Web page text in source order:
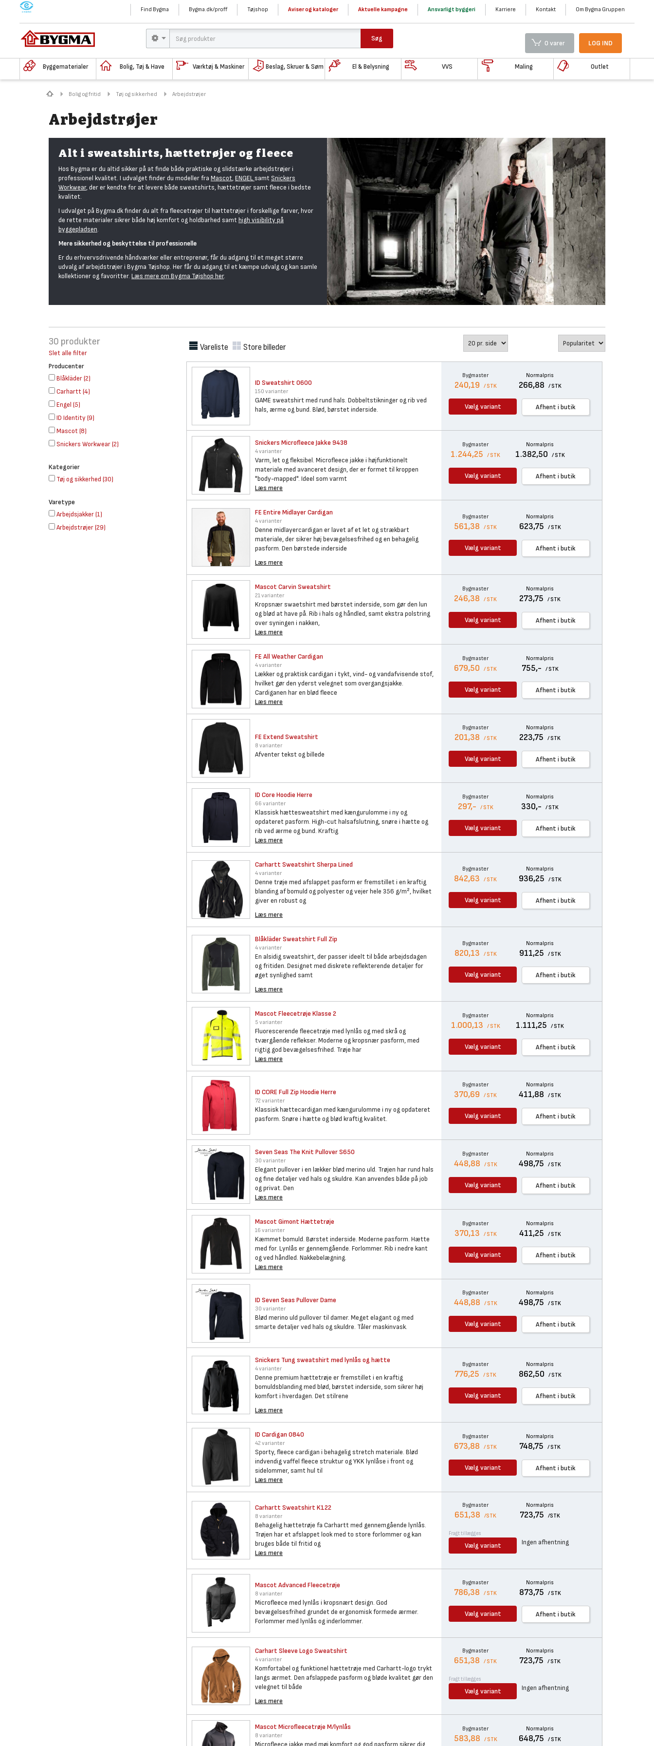
M Find Bygma Bygma.dk/proff Tøjshop Aviser og kataloger Aktuelle kampagne Ansvarligt byggeri Karriere Kontakt Om Bygma Gruppen
Søg
0 varer LOG IND
Byggematerialer Bolig, Tøj & Have Værktøj & Maskiner Beslag, Skruer & Søm El & Belysning VVS Maling Outlet
Bolig og fritid Tøj og sikkerhed Arbejdstrøjer
Arbejdstrøjer
Alt i sweatshirts, hættetrøjer og fleece
Hos Bygma er du altid sikker på at finde både praktiske og slidstærke arbejdstrøjer i
professionel kvalitet. I udvalget finder du modeller fra Mascot,ENGEL samt Snickers
Workwear, der er kendte for at levere både sweatshirts, hættetrøjer samt fleece i bedste
kvalitet.
I udvalget på Bygma.dk finder du alt fra fleecetrøjer til hættetrøjer i forskellige farver, hvor
de rette materialer sikrer både høj komfort og holdbarhed samt high visibility på
byggepladsen.
Mere sikkerhed og beskyttelse til professionelle
Er du erhvervsdrivende håndværker eller entreprenør, får du adgang til et meget større
udvalg af arbejdstrøjer i Bygma Tøjshop. Her får du adgang til et kæmpe udvalg og kan samle
kollektioner og favoritter. Læs mere om Bygma Tøjshop her.
30 produkter
Slet alle filter
Producenter
Blåkläder(2)
Carhartt(4)
Engel (5)
ID Identity(9)
Mascot(8)
Snickers Workwear(2)
Kategorier
Tøj og sikkerhed (30)
Varetype
Arbejdsjakker(1)
Arbejdstrøjer(29)
Vareliste Store billeder
ID Sweatshirt 0600
150 varianter
GAME sweatshirt med rund hals. Dobbeltstikninger og rib ved
hals, ærme og bund. Blød, børstet inderside.
Bygmaster
240,19 / STK
Normalpris
266,88 / STK
Vælg variant Afhent i butik
Snickers Microfleece Jakke 9438
4 varianter
Varm, let og fleksibel. Microfleece jakke i højfunktionelt
materiale med avanceret design, der er formet til kroppen
"body-mapped". Ideel som varmt
Læs mere
Bygmaster
1.244,25 / STK
Normalpris
1.382,50 / STK
Vælg variant Afhent i butik
FE Entire Midlayer Cardigan
4 varianter
Denne midlayercardigan er lavet af et let og strækbart
materiale, der sikrer høj bevægelsesfrihed og en behagelig
pasform. Den børstede inderside
Læs mere
Bygmaster
561,38 / STK
Normalpris
623,75 / STK
Vælg variant Afhent i butik
Mascot Carvin Sweatshirt
21 varianter
Kropsnær swaetshirt med børstet inderside, som gør den lun
og blød at have på. Rib i hals og håndled, samt ekstra polstring
over syningen i nakken,
Læs mere
Bygmaster
246,38 / STK
Normalpris
273,75 / STK
Vælg variant Afhent i butik
FE All Weather Cardigan
4 varianter
Lækker og praktisk cardigan i tykt, vind- og vandafvisende stof,
hvilket gør den yderst velegnet som overgangsjakke.
Cardiganen har en blød fleece
Læs mere
Bygmaster
679,50 / STK
Normalpris
755,- / STK
Vælg variant Afhent i butik
FE Extend Sweatshirt
8 varianter
Afventer tekst og billede
Bygmaster
201,38 / STK
Normalpris
223,75 / STK
Vælg variant Afhent i butik
ID Core Hoodie Herre
66 varianter
Klassisk hættesweatshirt med kængurulomme i ny og
opdateret pasform. High-cut halsafslutning, snøre i hætte og
rib ved ærme og bund. Kraftig
Læs mere
Bygmaster
297,- / STK
Normalpris
330,- / STK
Vælg variant Afhent i butik
Carhartt Sweatshirt Sherpa Lined
4 varianter
Denne trøje med afslappet pasform er fremstillet i en kraftig
blanding af bomuld og polyester og vejer hele 356 g/m², hvilket
giver en robust og
Læs mere
Bygmaster
842,63 / STK
Normalpris
936,25 / STK
Vælg variant Afhent i butik
Blåkläder Sweatshirt Full Zip
4 varianter
En alsidig sweatshirt, der passer ideelt til både arbejdsdagen
og fritiden. Designet med diskrete reflekterende detaljer for
øget synlighed samt
Læs mere
Bygmaster
820,13 / STK
Normalpris
911,25 / STK
Vælg variant Afhent i butik
Mascot Fleecetrøje Klasse 2
5 varianter
Fluorescerende fleecetrøje med lynlås og med skrå og
tværgående reflekser. Moderne og kropsnær pasform, med
rigtig god bevægelsesfrihed. Trøje har
Læs mere
Bygmaster
1.000,13 / STK
Normalpris
1.111,25 / STK
Vælg variant Afhent i butik
ID CORE Full Zip Hoodie Herre
72 varianter
Klassisk hættecardigan med kængurulomme i ny og opdateret
pasform. Snøre i hætte og blød kraftig kvalitet.
Bygmaster
370,69 / STK
Normalpris
411,88 / STK
Vælg variant Afhent i butik
Seven Seas The Knit PulloverS650
30 varianter
Elegant pullover i en lækker blød merino uld. Trøjen har rund hals
og fine detaljer ved hals og skuldre. Kan anvendes både på job
og privat. Den
Læs mere
Bygmaster
448,88 / STK
Normalpris
498,75 / STK
Vælg variant Afhent i butik
Mascot Gimont Hættetrøje
16 varianter
Kæmmet bomuld. Børstet inderside. Moderne pasform. Hætte
med for. Lynlås er gennemgående. Forlommer. Rib i nedre kant
og ved håndled. Nakkebelægning.
Læs mere
Bygmaster
370,13 / STK
Normalpris
411,25 / STK
Vælg variant Afhent i butik
ID Seven Seas Pullover Dame
30 varianter
Blød merino uld pullover til damer. Meget elagant og med
smarte detaljer ved hals og skuldre. Tåler maskinvask.
Bygmaster
448,88 / STK
Normalpris
498,75 / STK
Vælg variant Afhent i butik
Snickers Tung sweatshirt med lynlås og hætte
4 varianter
Denne premium hættetrøje er fremstillet i en kraftig
bomuldsblanding med blød, børstet inderside, som sikrer høj
komfort i hverdagen. Det stilrene
Læs mere
Bygmaster
776,25 / STK
Normalpris
862,50 / STK
Vælg variant Afhent i butik
ID Cardigan 0840
42 varianter
Sporty, fleece cardigan i behagelig stretch materiale. Blød
indvendig vaffel fleece struktur og YKK lynlåse i front og
sidelommer, samt hul til
Læs mere
Bygmaster
673,88 / STK
Normalpris
748,75 / STK
Vælg variant Afhent i butik
Carhartt Sweatshirt K122
8 varianter
Behagelig hættetrøje fa Carhartt med gennemgående lynlås.
Trøjen har et afslappet look med to store forlommer og kan
bruges både til fritid og
Læs mere
Bygmaster
651,38 /STK
Normalpris
723,75 /STK
Fragt tillægges
Vælg variant Ingen afhentning
Mascot Advanced Fleecetrøje
8 varianter
Microfleece med lynlås i kropsnært design. God
bevægelsesfrihed grundet de ergonomisk formede ærmer.
Forlommer med lynlås og inderlommer.
Bygmaster
786,38 / STK
Normalpris
873,75 / STK
Vælg variant Afhent i butik
Carhart Sleeve Logo Sweatshirt
4 varianter
Komfortabel og funktionel hættetrøje med Carhartt-logo trykt
langs ærmet. Den afslappede pasform og bløde kvalitet gør den
velegnet til både
Læs mere
Bygmaster
651,38 / STK
Normalpris
723,75 / STK
Fragt tillægges
Vælg variant Ingen afhentning
Mascot Microfleecetrøje M/lynlås
8 varianter
Bygmaster
583,88 / STK
Normalpris
648,75 / STK